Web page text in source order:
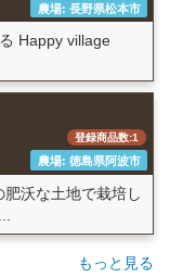
農場: 長野県松本市
Happy village
登録商品数:1
農場: 徳島県阿波市
沃な土地で栽培し
もっと見る